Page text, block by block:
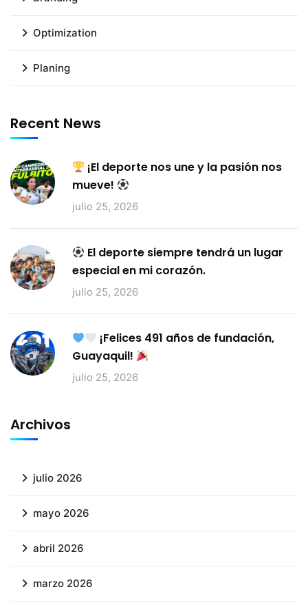
Optimization
Planing
Recent News
¡El deporte nos une y la pasión nos
mueve!
julio 25, 2026
El deporte siempre tendrá un lugar
especial en mi corazón.
julio 25, 2026
¡Felices 491 años de fundación,
Guayaquil!
julio 25, 2026
Archivos
julio 2026
mayo 2026
abril 2026
marzo 2026